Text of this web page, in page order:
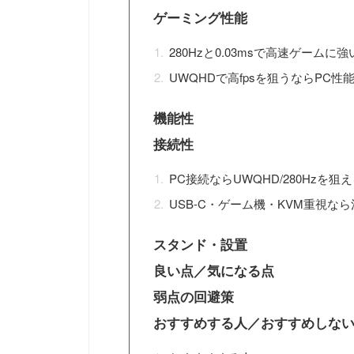
ゲーミング性能
280Hzと0.03msで高速ゲームに強
UWQHDで高fpsを狙うならPC性
機能性
接続性
PC接続ならUWQHD/280Hzを狙え
USB-C・ゲーム機・KVM重視なら
スタンド・設置
良い点／気になる点
弱点の回避策
おすすめする人／おすすめしな